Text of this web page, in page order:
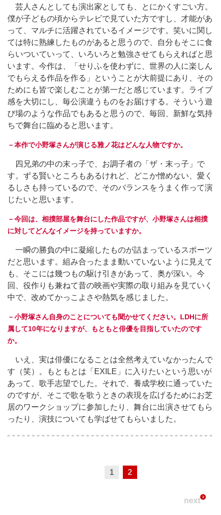
芸人さんとしても演出家としても、とにかくすごい方。
僕が子どもの頃からテレビで見ていた方ですし、才能があ
って、マルチに活躍されているイメージです。笑いに関し
ては特に熟練したものがあると思うので、自分もそこに食
らいついていって、いろいろと勉強させてもらえればと思
います。今作は、「せりふを使わずに、世界の人に楽しん
でもらえる作品を作る」ということが大前提にあり、その
ためにも皆で楽しむことが第一だと感じています。ライブ
感を大切にし、毎公演違うものをお届けする。そういう遊
び場のような作品でもあると思うので、毎回、新鮮な気持
ちで舞台に臨めると思います。
－本作で小野塚さんが演じる雅ノ花はどんな人物ですか。
四兄弟の中の末っ子で、お調子者の「ザ・末っ子」で
す。ずる賢いところもあるけれど、どこか憎めない、愛く
るしさも持っているので、そのバランスをうまく作って演
じたいと思います。
－今回は、相撲部屋を舞台にした作品ですが、小野塚さんは相撲
に対してどんなイメージを持っていますか。
一瞬の勝負の中に凝縮したものが詰まっているスポーツ
だと思います。組み合ったまま動いていないように見えて
も、そこには幾つもの駆け引きがあって、奥が深い。今
回、役作りも兼ねて昔の映画や実際の取り組みを見ていく
中で、改めてかっこよさや熱気を感じました。
－小野塚さん自身のことについても聞かせてください。LDHに所
属して10年になりますが、もともと俳優を目指していたのです
か。
いえ、実は俳優になることは全然考えていなかったんで
す（笑）。もともとは「EXILE」に入りたいという思いが
あって、歌手志望でした。それで、養成学校に通っていた
のですが、そこで歌を歌うときの表現を広げるためにお芝
居のワークショップに参加したり、舞台に出演させてもら
ったり、演技についても学ばせてもらいました。
1 2
next